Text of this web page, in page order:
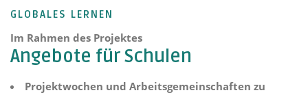
GLOBALES LERNEN
Im Rahmen des Projektes
Angebote für Schulen
Projektwochen und Arbeitsgemeinschaften zu